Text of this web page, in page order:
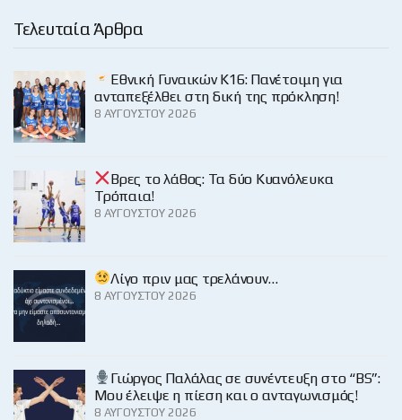
Τελευταία Άρθρα
Εθνική Γυναικών Κ16: Πανέτοιμη για
ανταπεξέλθει στη δική της πρόκληση!
8 ΑΥΓΟΎΣΤΟΥ 2026
Βρες το λάθος: Τα δύο Κυανόλευκα
Τρόπαια!
8 ΑΥΓΟΎΣΤΟΥ 2026
Λίγο πριν μας τρελάνουν…
8 ΑΥΓΟΎΣΤΟΥ 2026
Γιώργος Παλάλας σε συνέντευξη στο “BS”:
Μου έλειψε η πίεση και ο ανταγωνισμός!
8 ΑΥΓΟΎΣΤΟΥ 2026